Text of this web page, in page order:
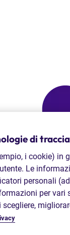
di
i cookie) in
Le
personali
per vari